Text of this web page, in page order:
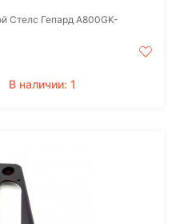
Стелс Гепард A800GK-
В наличии: 1